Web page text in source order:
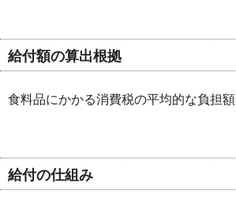
給付額の算出根拠
食料品にかかる消費税の平均的な負担
給付の仕組み